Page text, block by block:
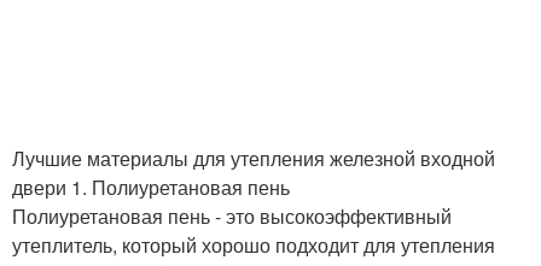
Лучшие материалы для утепления железной входной
двери 1. Полиуретановая пень
Полиуретановая пень - это высокоэффективный
утеплитель, который хорошо подходит для утепления